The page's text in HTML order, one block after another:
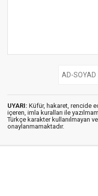
UYARI: Küfür, hakaret, rencide
içeren, imla kuralları ile
Türkçe karakter kullanılmayan
onaylanmamaktadır.